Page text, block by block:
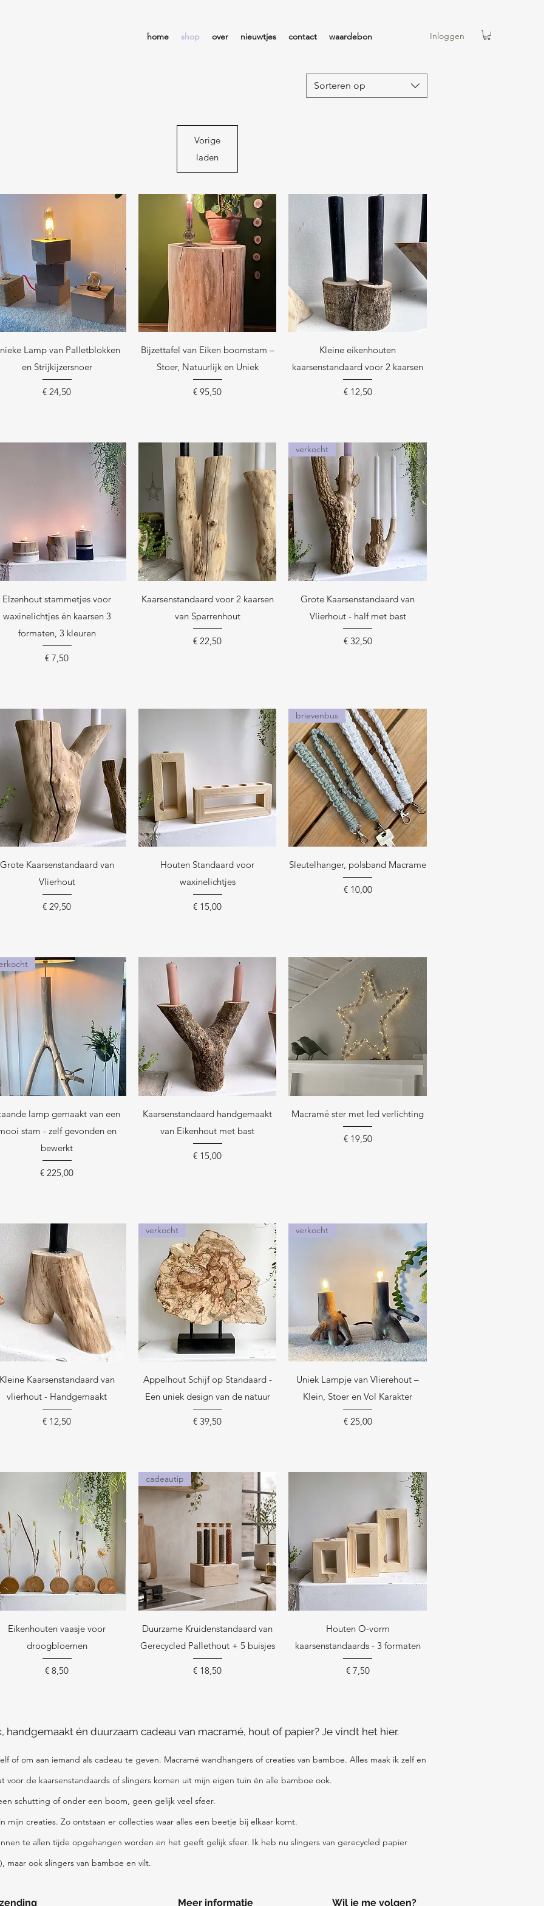
home shop over nieuwtjes contact waardebon Inloggen
Sorteren op
Vorige
laden
Snel overzicht
Lamp van Palletblokken
en Strijkijzersnoer
Prijs
€ 24,50
Snel overzicht
Bijzettafel van Eiken boomstam –
Stoer, Natuurlijk en Uniek
Prijs
€ 95,50
Snel overzicht
Kleine eikenhouten
kaarsenstandaard voor 2 kaarsen
Prijs
€ 12,50
Snel overzicht
Elzenhout stammetjes voor
waxinelichtjes én kaarsen 3
formaten, 3 kleuren
Prijs
€ 7,50
Snel overzicht
Kaarsenstandaard voor 2 kaarsen
van Sparrenhout
Prijs
€ 22,50
Snel overzicht
verkocht
Grote Kaarsenstandaard van
Vlierhout - half met bast
Prijs
€ 32,50
Snel overzicht
Grote Kaarsenstandaard van
Vlierhout
Prijs
€ 29,50
Snel overzicht
Houten Standaard voor
waxinelichtjes
Prijs
€ 15,00
Snel overzicht
brievenbus
Sleutelhanger, polsband Macrame
Prijs
€ 10,00
Snel overzicht
lamp gemaakt van een
stam - zelf gevonden en
bewerkt
Prijs
€ 225,00
Snel overzicht
Kaarsenstandaard handgemaakt
van Eikenhout met bast
Prijs
€ 15,00
Snel overzicht
Macramé ster met led verlichting
Prijs
€ 19,50
Snel overzicht
Kaarsenstandaard van
vlierhout - Handgemaakt
Prijs
€ 12,50
Snel overzicht
verkocht
Appelhout Schijf op Standaard -
Een uniek design van de natuur
Prijs
€ 39,50
Snel overzicht
verkocht
Uniek Lampje van Vlierehout –
Klein, Stoer en Vol Karakter
Prijs
€ 25,00
Snel overzicht
Eikenhouten vaasje voor
droogbloemen
Prijs
€ 8,50
Snel overzicht
cadeautip
Duurzame Kruidenstandaard van
Gerecycled Pallethout + 5 buisjes
Prijs
€ 18,50
Snel overzicht
Houten O-vorm
kaarsenstandaards - 3 formaten
Prijs
€ 7,50
handgemaakt én duurzaam cadeau van macramé, hout of papier? Je vindt het hier.
of om aan iemand als cadeau te geven. Macramé wandhangers of creaties van bamboe. Alles maak ik zelf en
voor de kaarsenstandaards of slingers komen uit mijn eigen tuin én alle bamboe ook.
schutting of onder een boom, geen gelijk veel sfeer.
mijn creaties. Zo ontstaan er collecties waar alles een beetje bij elkaar komt.
te allen tijde opgehangen worden en het geeft gelijk sfeer. Ik heb nu slingers van gerecycled papier
ook slingers van bamboe en vilt.
Meer informatie Wil je me volgen?